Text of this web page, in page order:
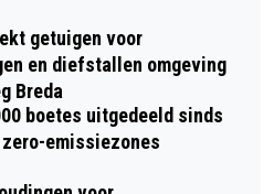
getuigen voor
en diefstallen omgeving
Breda
boetes uitgedeeld sinds
emissiezones